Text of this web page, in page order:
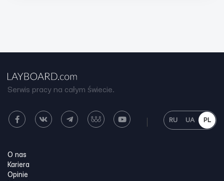
Serwis pracy na całym świecie.
RU UA PL
O nas
Kariera
Opinie